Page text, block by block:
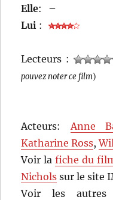
Elle:
–
Lui :
Lecteurs :
pouvez noter ce film)
Acteurs: Anne
Katharine Ross,
Voir lafiche du
Nichols sur le site
Voir les